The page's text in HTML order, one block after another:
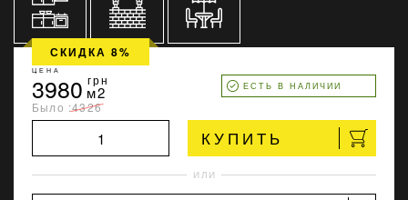
СКИДКА 8%
ЦЕНА
3980 грн
м2
Было :4326
ЕСТЬ В НАЛИЧИИ
КУПИТЬ
ИЛИ